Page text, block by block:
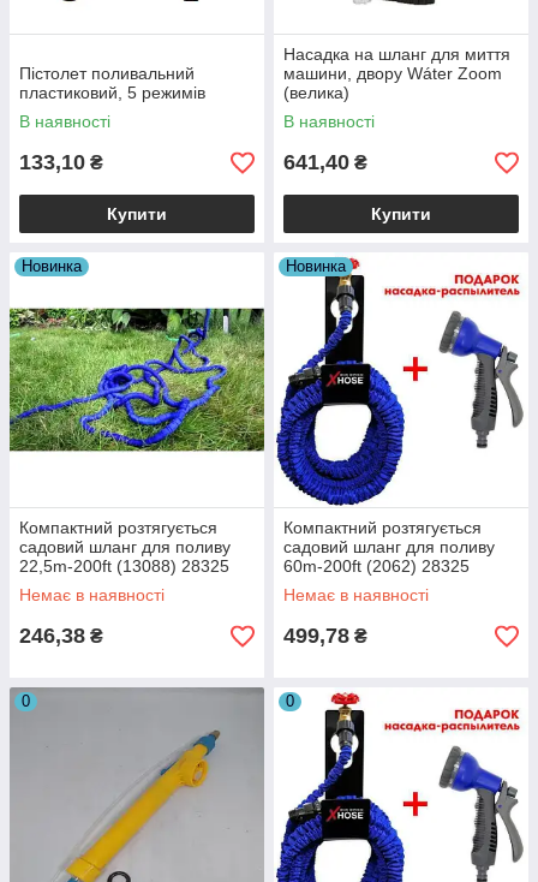
Пістолет поливальний
пластиковий, 5 режимів
В наявності
133,10 ₴
Купити
Насадка на шланг для миття
машини, двору Wáter Zoom
(велика)
В наявності
641,40 ₴
Купити
Новинка
Компактний розтягується
садовий шланг для поливу
22,5m-200ft (13088) 28325
Немає в наявності
246,38 ₴
Новинка
Компактний розтягується
садовий шланг для поливу
60m-200ft (2062) 28325
Немає в наявності
499,78 ₴
0 0